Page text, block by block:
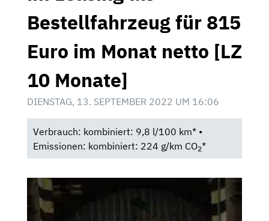
Bestellfahrzeug für 815
Euro im Monat netto [LZ
10 Monate]
DIENSTAG, 13. SEPTEMBER 2022 UM 16:06
Verbrauch: kombiniert: 9,8 l/100 km* •
Emissionen: kombiniert: 224 g/km CO2*